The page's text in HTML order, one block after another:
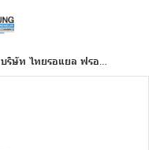
บริษัท ไทยรอแยล ฟรอเซนฟู๊ด จำกัด